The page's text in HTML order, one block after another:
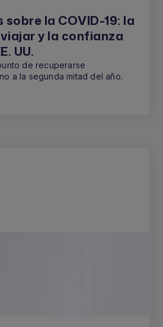
la COVID-19: la
y la confianza
UU.
de recuperarse
a la segunda mitad del año.